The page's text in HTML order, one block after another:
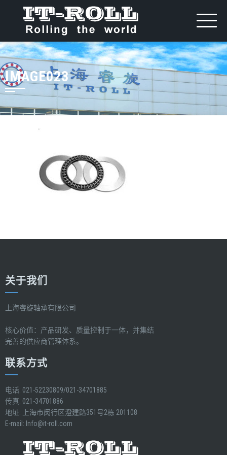
IMAGE023
关于我们
上海睿旋轴承有限公司
核心价值：产品研发、质量控制于一体，并集结
完善的供应商管理体系。
联系方式
电话: 021-52230809/021-34701885
传真: 021-34701886
地址: 上海市闵行区澄建路351号2栋 201108
E-mail: Info@it-roll.com